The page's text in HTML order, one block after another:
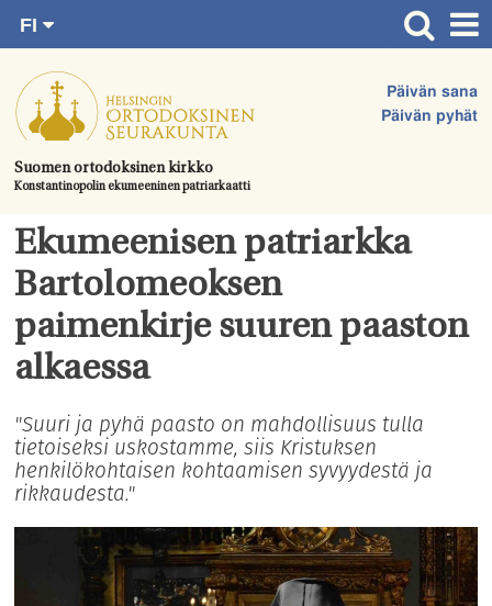
suoraan
sisältöön.
Suomen ortodoksinen kirkko
Konstantinopolin ekumeeninen patriarkaatti
Päivän sana
Päivän pyhät
FI
SV
EN
UA
Etusivu
Ajankohtaista
Juhlat & toimitukset
Kirkot
Apua & tukea
Tule mukaan
Hautausmaa
Ekumeenisen patriarkka
Bartolomeoksen
paimenkirje suuren paaston
alkaessa
"Suuri ja pyhä paasto on mahdollisuus tulla
tietoiseksi uskostamme, siis Kristuksen
henkilökohtaisen kohtaamisen syvyydestä ja
rikkaudesta."